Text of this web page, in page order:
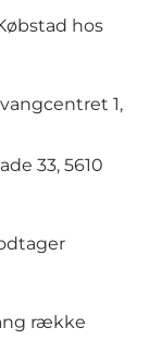
hos
1,
33, 5610
række